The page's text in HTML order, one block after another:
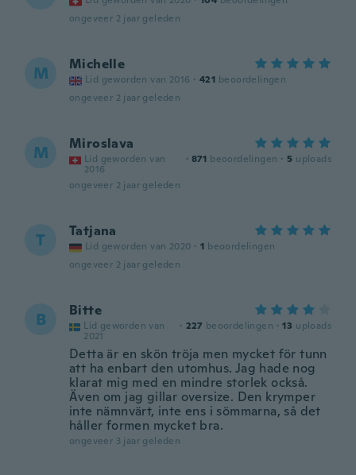
ongeveer 2 jaar geleden
M Michelle
Lid geworden van 2016 · 421 beoordelingen
ongeveer 2 jaar geleden
M Miroslava
Lid geworden van
2016
· 871 beoordelingen · 5 uploads
ongeveer 2 jaar geleden
T Tatjana
Lid geworden van 2020 · 1 beoordelingen
ongeveer 2 jaar geleden
B Bitte
Lid geworden van
2021
· 227 beoordelingen · 13 uploads
Detta är en skön tröja men mycket för tunn
att ha enbart den utomhus. Jag hade nog
klarat mig med en mindre storlek också.
Även om jag gillar oversize. Den krymper
inte nämnvärt, inte ens i sömmarna, så det
håller formen mycket bra.
ongeveer 3 jaar geleden